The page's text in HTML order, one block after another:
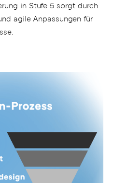
in Stufe 5 sorgt durch
agile Anpassungen für